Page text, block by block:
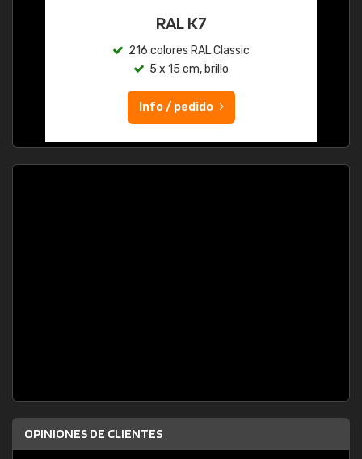
RAL K7
216 colores RAL Classic
5 x 15 cm, brillo
Info / pedido
OPINIONES DE CLIENTES